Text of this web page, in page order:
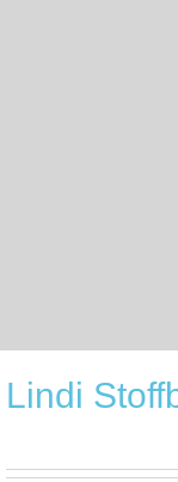
Lindi